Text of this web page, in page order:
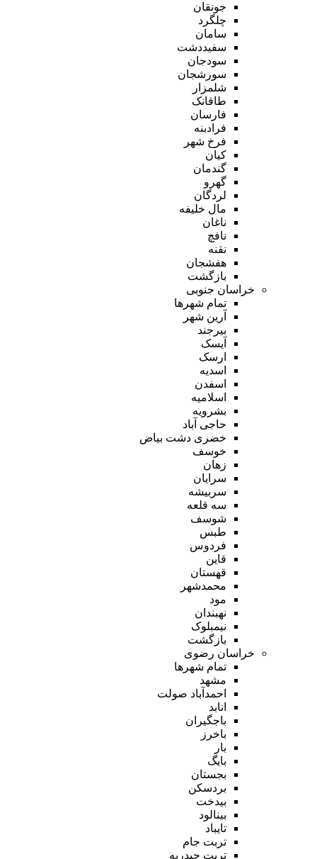
جونقان
چلگرد
سامان
سفیددشت
سودجان
سورشجان
شلمزار
طاقانک
فارسان
فرادبنه
فرخ شهر
کیان
گندمان
گهرو
لردگان
مال خلیفه
ناغان
نافچ
نقنه
هفشجان
بازگشت
خراسان جنوبی
تمام شهر‌ها
آرین شهر
بیرجند
آیسک
ارسک
اسدیه
اسفدن
اسلامیه
بشرویه
حاجی آباد
خضری دشت بیاض
خوسف
زهان
سرایان
سربیشه
سه قلعه
شوسف
طبس
فردوس
قاین
قهستان
محمدشهر
مود
نهبندان
نیمبلوک
بازگشت
خراسان رضوی
تمام شهر‌ها
مشهد
احمدآباد صولت
انابد
باجگیران
باخرز
بار
بایگ
بجستان
بردسکن
بیدخت
بینالود
تایباد
تربت جام
تربت حیدریه